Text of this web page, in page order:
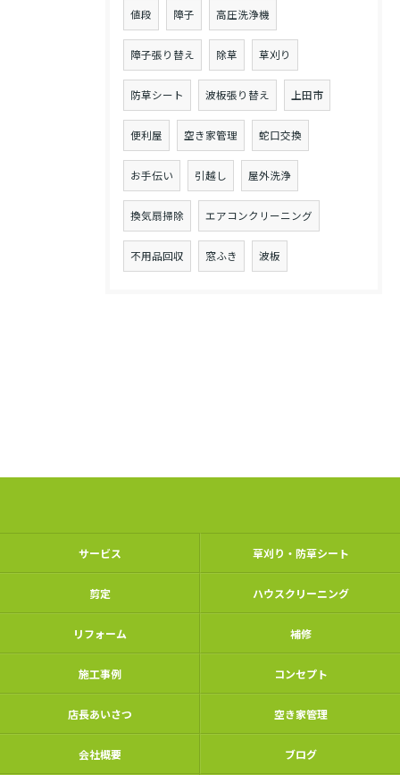
値段 障子 高圧洗浄機
障子張り替え 除草 草刈り
防草シート 波板張り替え 上田市
便利屋 空き家管理 蛇口交換
お手伝い 引越し 屋外洗浄
換気扇掃除 エアコンクリーニング
不用品回収 窓ふき 波板
サービス 草刈り・防草シート
剪定 ハウスクリーニング
リフォーム 補修
施工事例 コンセプト
店長あいさつ 空き家管理
会社概要 ブログ